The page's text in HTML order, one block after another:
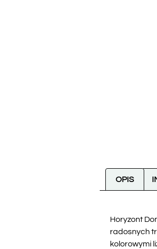
OPIS
Horyzont
radosnych
kolorowymi